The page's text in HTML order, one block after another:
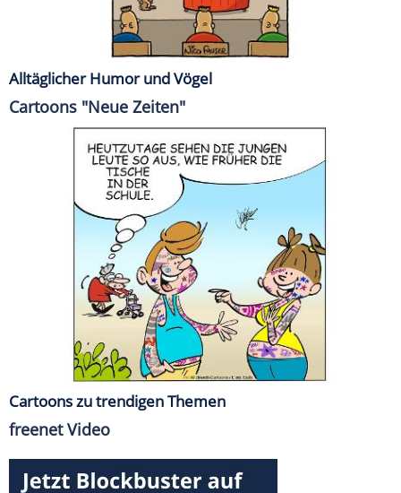
Alltäglicher Humor und Vögel
Cartoons "Neue Zeiten"
Cartoons zu trendigen Themen
freenet Video